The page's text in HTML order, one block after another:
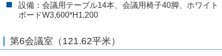
設備：会議用テーブル14本、会議用椅子40脚、ホワイト
ボードW3,600*H1,200
第6会議室（121.62平米）